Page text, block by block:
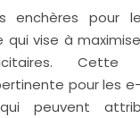
enchères pour
vise à
Cette
pour les
peuvent